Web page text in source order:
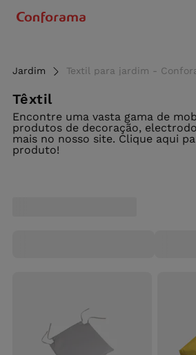
Jardim Textil para jardim -
Têxtil
Encontre uma vasta gama de
produtos de decoração,
mais no nosso site. Clique aqui
produto!